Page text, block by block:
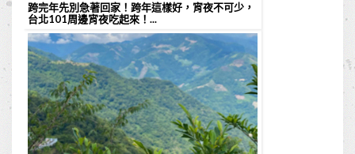
跨完年先別急著回家！跨年這樣好，宵夜不可少，
台北101周邊宵夜吃起來！...